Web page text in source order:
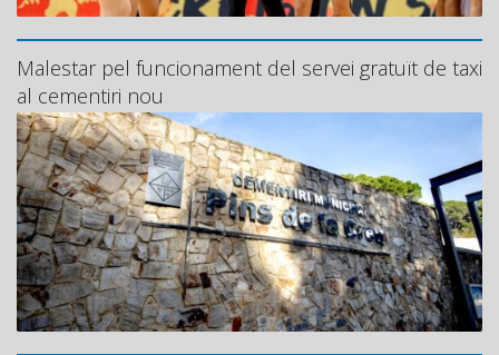
Malestar pel funcionament del servei gratuït de taxi
al cementiri nou